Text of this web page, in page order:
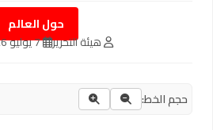
حول العالم
هيئة التحرير 7 يوليو 2026
حجم الخط: